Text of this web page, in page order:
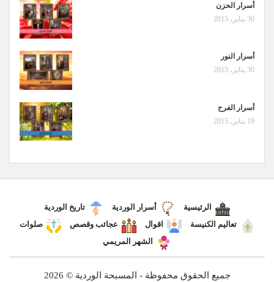
أسرار الحزن
30 يناير، 2015
أسرار النور
30 يناير، 2015
أسرار الفرح
19 يناير، 2015
الرئيسية أسرار الوردية
تاريخ الوردية
تعاليم الكنيسة
اقوال عجائب وقصص
صلوات
الشهر المريمي
جميع الحقوق محفوظة - المسبحة الوردية © 2026